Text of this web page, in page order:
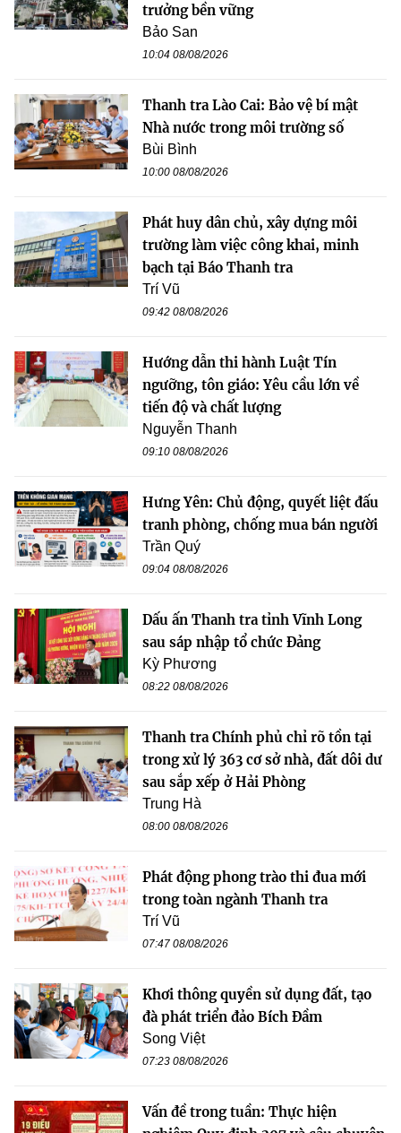
trưởng bền vững
Bảo San
10:04 08/08/2026
Thanh tra Lào Cai: Bảo vệ bí mật
Nhà nước trong môi trường số
Bùi Bình
10:00 08/08/2026
Phát huy dân chủ, xây dựng môi
trường làm việc công khai, minh
bạch tại Báo Thanh tra
Trí Vũ
09:42 08/08/2026
Hướng dẫn thi hành Luật Tín
ngưỡng, tôn giáo: Yêu cầu lớn về
tiến độ và chất lượng
Nguyễn Thanh
09:10 08/08/2026
Hưng Yên: Chủ động, quyết liệt đấu
tranh phòng, chống mua bán người
Trần Quý
09:04 08/08/2026
Dấu ấn Thanh tra tỉnh Vĩnh Long
sau sáp nhập tổ chức Đảng
Kỳ Phương
08:22 08/08/2026
Thanh tra Chính phủ chỉ rõ tồn tại
trong xử lý 363 cơ sở nhà, đất dôi dư
sau sắp xếp ở Hải Phòng
Trung Hà
08:00 08/08/2026
Phát động phong trào thi đua mới
trong toàn ngành Thanh tra
Trí Vũ
07:47 08/08/2026
Khơi thông quyền sử dụng đất, tạo
đà phát triển đảo Bích Đầm
Song Việt
07:23 08/08/2026
Vấn đề trong tuần: Thực hiện